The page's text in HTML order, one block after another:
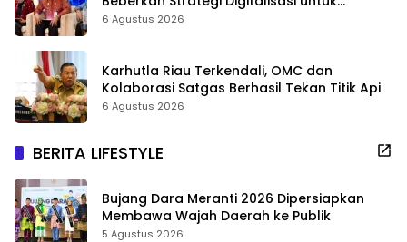
Tingkatkan Layanan Publik
6 Agustus 2026
Karhutla Riau Terkendali, OMC dan
Kolaborasi Satgas Berhasil Tekan Titik Api
6 Agustus 2026
BERITA LIFESTYLE
Bujang Dara Meranti 2026 Dipersiapkan
Membawa Wajah Daerah ke Publik
5 Agustus 2026